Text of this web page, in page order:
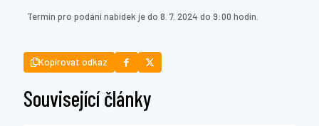
Termín pro podání nabídek je do 8. 7. 2024 do 9:00 hodin.
Kopírovat odkaz
Související články